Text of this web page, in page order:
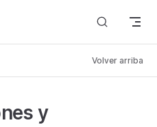
Volver arriba
y